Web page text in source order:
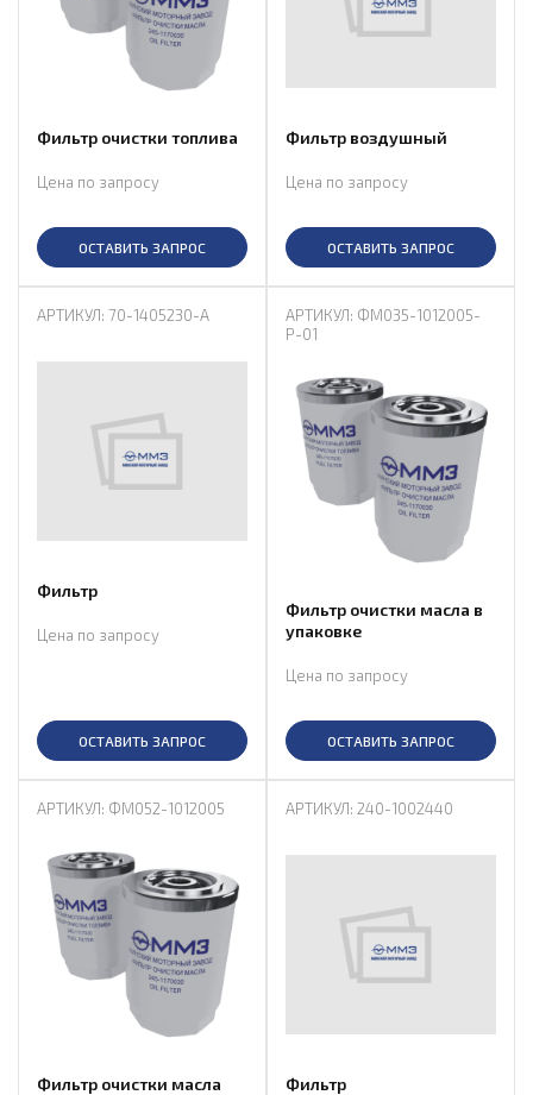
Фильтр очистки топлива
Цена по запросу
ОСТАВИТЬ ЗАПРОС
Фильтр воздушный
Цена по запросу
ОСТАВИТЬ ЗАПРОС
АРТИКУЛ: 70-1405230-А
Фильтр
Цена по запросу
ОСТАВИТЬ ЗАПРОС
АРТИКУЛ: ФМ035-1012005-
Р-01
Фильтр очистки масла в
упаковке
Цена по запросу
ОСТАВИТЬ ЗАПРОС
АРТИКУЛ: ФМ052-1012005
Фильтр очистки масла
АРТИКУЛ: 240-1002440
Фильтр